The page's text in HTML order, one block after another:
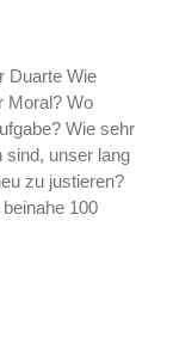
Duarte Wie
Moral? Wo
Wie sehr
sind, unser lang
zu justieren?
100